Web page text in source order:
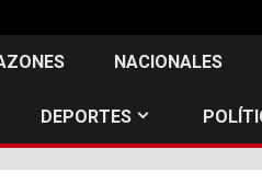
NACIONALES
DEPORTES